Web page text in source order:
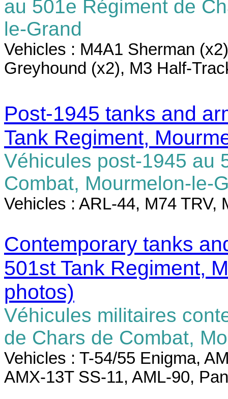
au 501e Régiment de
le-Grand
Vehicles : M4A1 Sherman
Greyhound (x2), M3 Half-
Post-1945 tanks and
Tank Regiment,
Véhicules post-1945 au
Combat, Mourmelon-le-
Vehicles : ARL-44, M74 TRV,
Contemporary tanks
501st Tank Regiment,
photos)
Véhicules militaires
de Chars de Combat,
Vehicles : T-54/55 Enigma,
AMX-13T SS-11, AML-90,